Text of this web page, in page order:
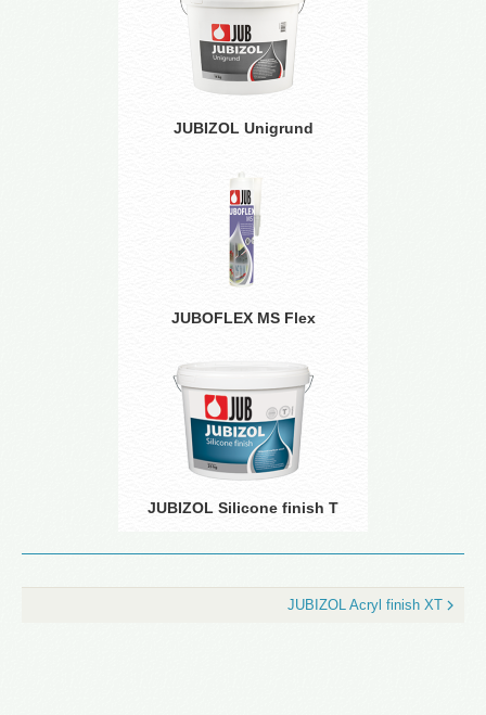
JUBIZOL Unigrund
JUBOFLEX MS Flex
JUBIZOL Silicone finish T
JUBIZOL Acryl finish XT